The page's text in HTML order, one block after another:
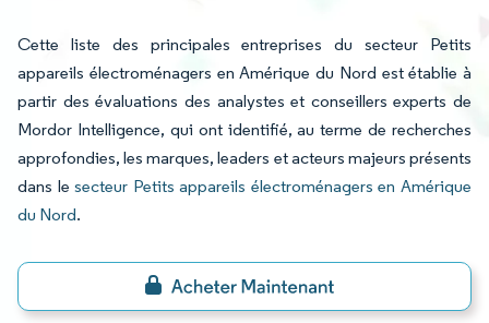
Cette liste des principales entreprises du secteur Petits
appareils électroménagers en Amérique du Nord est établie à
partir des évaluations des analystes et conseillers experts de
Mordor Intelligence, qui ont identifié, au terme de recherches
approfondies, les marques, leaders et acteurs majeurs présents
dans lesecteur Petits appareils électroménagers en Amérique
du Nord.